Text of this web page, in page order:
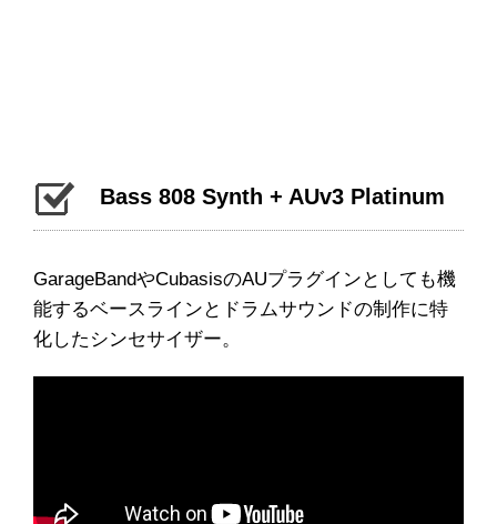
Bass 808 Synth + AUv3 Platinum
GarageBandやCubasisのAUプラグインとしても機
能するベースラインとドラムサウンドの制作に特
化したシンセサイザー。